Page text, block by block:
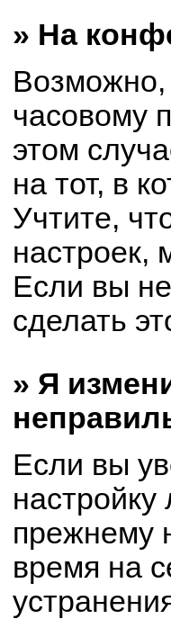
» На
Возможно,
часовому
этом
на тот, в
Учтите,
настроек,
Если вы
сделать
» Я
Если вы
прежнему
время на